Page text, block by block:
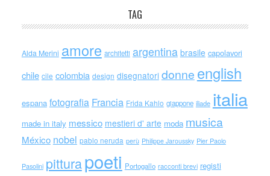
TAG
Alda Merini amore architetti argentina brasile capolavori
chile cile colombia design disegnatori donne english
espana fotografia Francia Frida Kahlo giappone iliade italia
made in italy messico mestieri d' arte moda musica
México nobel pablo neruda perù Philippe Jaroussky Pier Paolo
Pasolini pitturapoeti Portogallo racconti brevi registi